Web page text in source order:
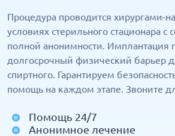
Процедура проводится хирургами-
условиях стерильного стационара
полной анонимности. Имплантация
долгосрочный физический барьер
спиртного. Гарантируем
помощь на каждом этапе. Звоните
Помощь 24/7
Анонимное лечение